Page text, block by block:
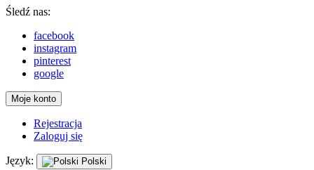
Śledź nas:
facebook
instagram
pinterest
google
Moje konto
Rejestracja
Zaloguj się
Język: Polski